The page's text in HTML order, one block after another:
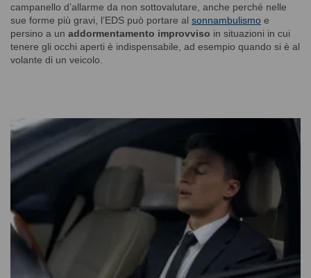
campanello d’allarme da non sottovalutare, anche perché nelle
sue forme più gravi, l’EDS può portare al sonnambulismo e
persino a un addormentamento improvviso in situazioni in cui
tenere gli occhi aperti è indispensabile, ad esempio quando si è al
volante di un veicolo.